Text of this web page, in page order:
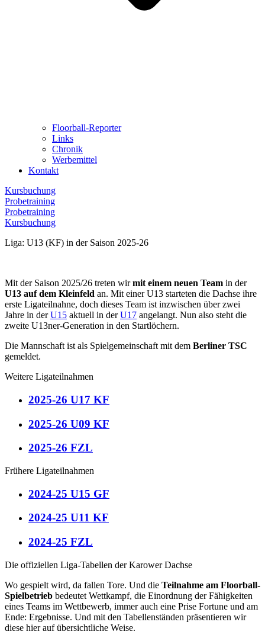
Floorball-Reporter
Links
Chronik
Werbemittel
Kontakt
Kursbuchung
Probetraining
Probetraining
Kursbuchung
Liga: U13 (KF) in der Saison 2025-26
Mit der Saison 2025/26 treten wirmit einem neuen Team in der
U13 auf dem Kleinfeld an. Mit einer U13 starteten die Dachse ihre
erste Ligateilnahne, doch dieses Team ist inzwischen über zwei
Jahre in derU15 aktuell in derU17 angelangt. Nun also steht die
zweite U13ner-Generation in den Startlöchern.
Die Mannschaft ist als Spielgemeinschaft mit dem Berliner TSC
gemeldet.
Weitere Ligateilnahmen
2025-26 U17 KF
2025-26 U09 KF
2025-26 FZL
Frühere Ligateilnahmen
2024-25 U15 GF
2024-25 U11 KF
2024-25 FZL
Die offiziellen Liga-Tabellen der Karower Dachse
Wo gespielt wird, da fallen Tore. Und die Teilnahme am Floorball-
Spielbetrieb bedeutet Wettkampf, die Einordnung der Fähigkeiten
eines Teams im Wettbewerb, immer auch eine Prise Fortune und am
Ende: Ergebnisse. Und mit den Tabellenständen präsentieren wir
diese hier auf übersichtliche Weise.